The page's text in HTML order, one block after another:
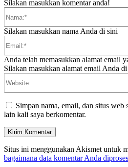
Silakan masukkan komentar anda!
Silakan masukkan nama Anda di sini
Anda telah memasukkan alamat email
Silakan masukkan alamat email Anda
Simpan nama, email, dan situs
lain kali saya berkomentar.
Situs ini menggunakan Akismet untuk
bagaimana data komentar Anda diproses